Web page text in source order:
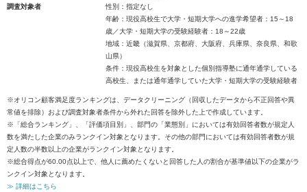
調査対象者
性別：指定なし
年齢：現役高校生で大学・短期大学への進学希望者：15～18
歳／大学・短期大学の受験経験者：18～22歳
地域：近畿（滋賀県、京都府、大阪府、兵庫県、奈良県、和歌
山県）
条件：現役高校生を対象とした個別指導塾に通年通学している
高校生、または通年通学していた大学・短期大学の受験経験者
※オリコン顧客満足度ランキングは、データクリーニング（回収したデータから不正回答や異
常値を排除）および調査対象者条件から外れた回答を除外した上で作成しています。
※「総合ランキング」、「評価項目別」、部門の「業態別」においては有効回答者数が規定人
数を満たした企業のみランクイン対象となります。その他の部門においては有効回答者数が規
定人数の半数以上の企業がランクイン対象となります。
※総合得点が60.00点以上で、他人に薦めたくないと回答した人の割合が基準値以下の企業がラ
ンクイン対象となります。
≫ 詳細はこちら